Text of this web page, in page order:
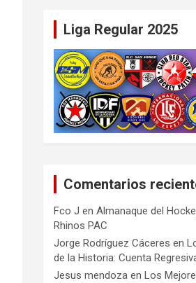
Liga Regular 2025
Comentarios
Fco J enAlmanaque del
Rhinos PAC
Jorge Rodríguez Cáceres en
de la Historia: Cuenta
Jesus mendoza enLos